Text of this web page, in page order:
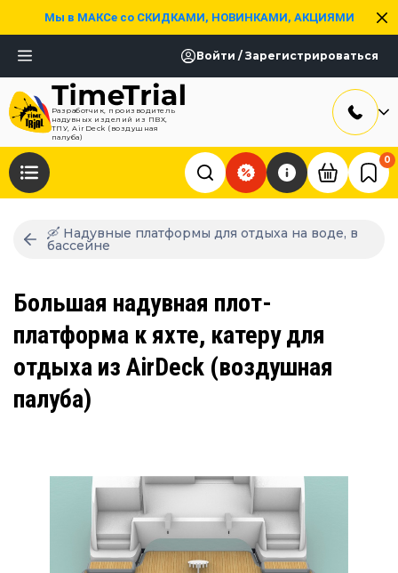
Мы в МАКСе со СКИДКАМИ, НОВИНКАМИ, АКЦИЯМИ
Войти / Зарегистрироваться
Разработчик, производитель
надувных изделий из ПВХ,
ТПУ, AirDeck (воздушная
палуба)
0
🛶 Надувные платформы для отдыха на воде, в
бассейне
Большая надувная плот-
платформа к яхте, катеру для
отдыха из AirDeck (воздушная
палуба)